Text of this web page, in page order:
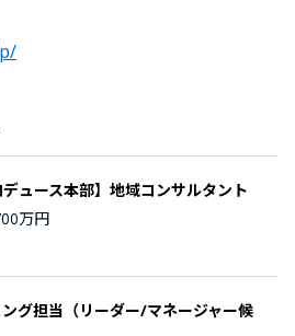
デュース本部】地域コンサルタント
万円
グ担当（リーダー/マネージャー候